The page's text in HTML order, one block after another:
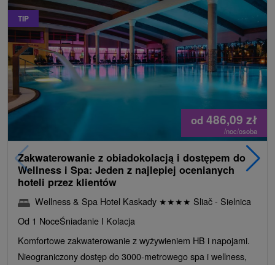
TIP
od 486,09 zł
/noc/osoba
Zakwaterowanie z obiadokolacją i dostępem do
Wellness i Spa: Jeden z najlepiej ocenianych
hoteli przez klientów
Wellness & Spa Hotel Kaskady ★★★★ Sliač - Sielnica
Od 1 NoceŚniadanie I Kolacja
Komfortowe zakwaterowanie z wyżywieniem HB i napojami.
Nieograniczony dostęp do 3000-metrowego spa i wellness,